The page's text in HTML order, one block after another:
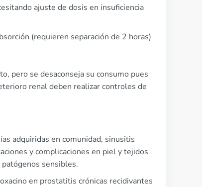
ajuste de dosis en insuficiencia
(requieren separación de 2 horas)
pero se desaconseja su consumo pues
renal deben realizar controles de
adquiridas en comunidad, sinusitis
y complicaciones en piel y tejidos
sensibles.
en prostatitis crónicas recidivantes